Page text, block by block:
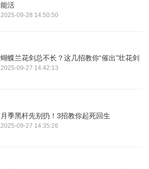
能活
2025-09-28 14:50:50
蝴蝶兰花剑总不长？这几招教你“催出”壮花剑
2025-09-27 14:42:13
月季黑杆先别扔！3招教你起死回生
2025-09-27 14:35:26